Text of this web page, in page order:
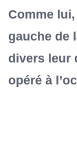
Comme
gauche de
divers leur
opéré à